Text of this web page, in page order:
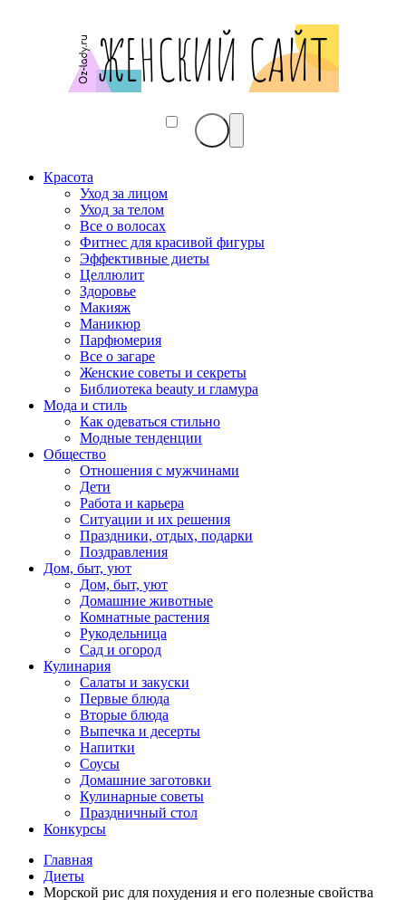
Красота
Уход за лицом
Уход за телом
Все о волосах
Фитнес для красивой фигуры
Эффективные диеты
Целлюлит
Здоровье
Макияж
Маникюр
Парфюмерия
Все о загаре
Женские советы и секреты
Библиотека beauty и гламура
Мода и стиль
Как одеваться стильно
Модные тенденции
Общество
Отношения с мужчинами
Дети
Работа и карьера
Ситуации и их решения
Праздники, отдых, подарки
Поздравления
Дом, быт, уют
Дом, быт, уют
Домашние животные
Комнатные растения
Рукодельница
Сад и огород
Кулинария
Салаты и закуски
Первые блюда
Вторые блюда
Выпечка и десерты
Напитки
Соусы
Домашние заготовки
Кулинарные советы
Праздничный стол
Конкурсы
Главная
Диеты
Морской рис для похудения и его полезные свойства